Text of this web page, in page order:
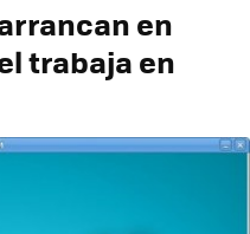
en
trabaja en